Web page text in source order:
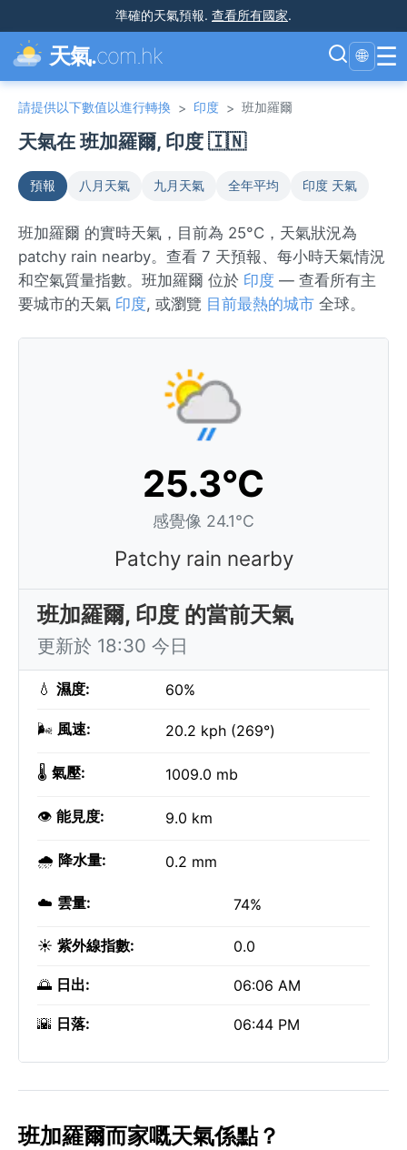
準確的天氣預報. 查看所有國家.
天氣.com.hk 🌐 ☰
請提供以下數值以進行轉換 > 印度 > 班加羅爾
天氣在 班加羅爾, 印度 🇮🇳
預報 八月天氣 九月天氣 全年平均 印度 天氣
班加羅爾 的實時天氣，目前為 25°C，天氣狀況為
patchy rain nearby。查看 7 天預報、每小時天氣情況
和空氣質量指數。班加羅爾 位於 印度 — 查看所有主
要城市的天氣 印度, 或瀏覽 目前最熱的城市 全球。
25.3°C
感覺像 24.1°C
Patchy rain nearby
班加羅爾, 印度 的當前天氣
更新於 18:30 今日
💧 濕度: 60%
🌬️ 風速: 20.2 kph (269°)
🌡️ 氣壓: 1009.0 mb
👁️ 能見度: 9.0 km
🌧️ 降水量: 0.2 mm
☁️ 雲量: 74%
☀️ 紫外線指數: 0.0
🌅 日出: 06:06 AM
🌇 日落: 06:44 PM
班加羅爾而家嘅天氣係點？